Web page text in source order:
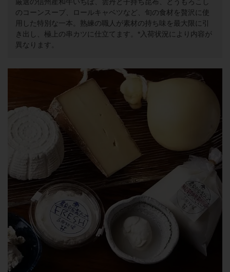
のコーンスープ、ロールキャベツなど、旬の食材を贅沢に使
用した特別な一本。熟練の職人が素材の持ち味を最大限に引
き出し、極上の串カツに仕立てます。*入荷状況により内容が
異なります。